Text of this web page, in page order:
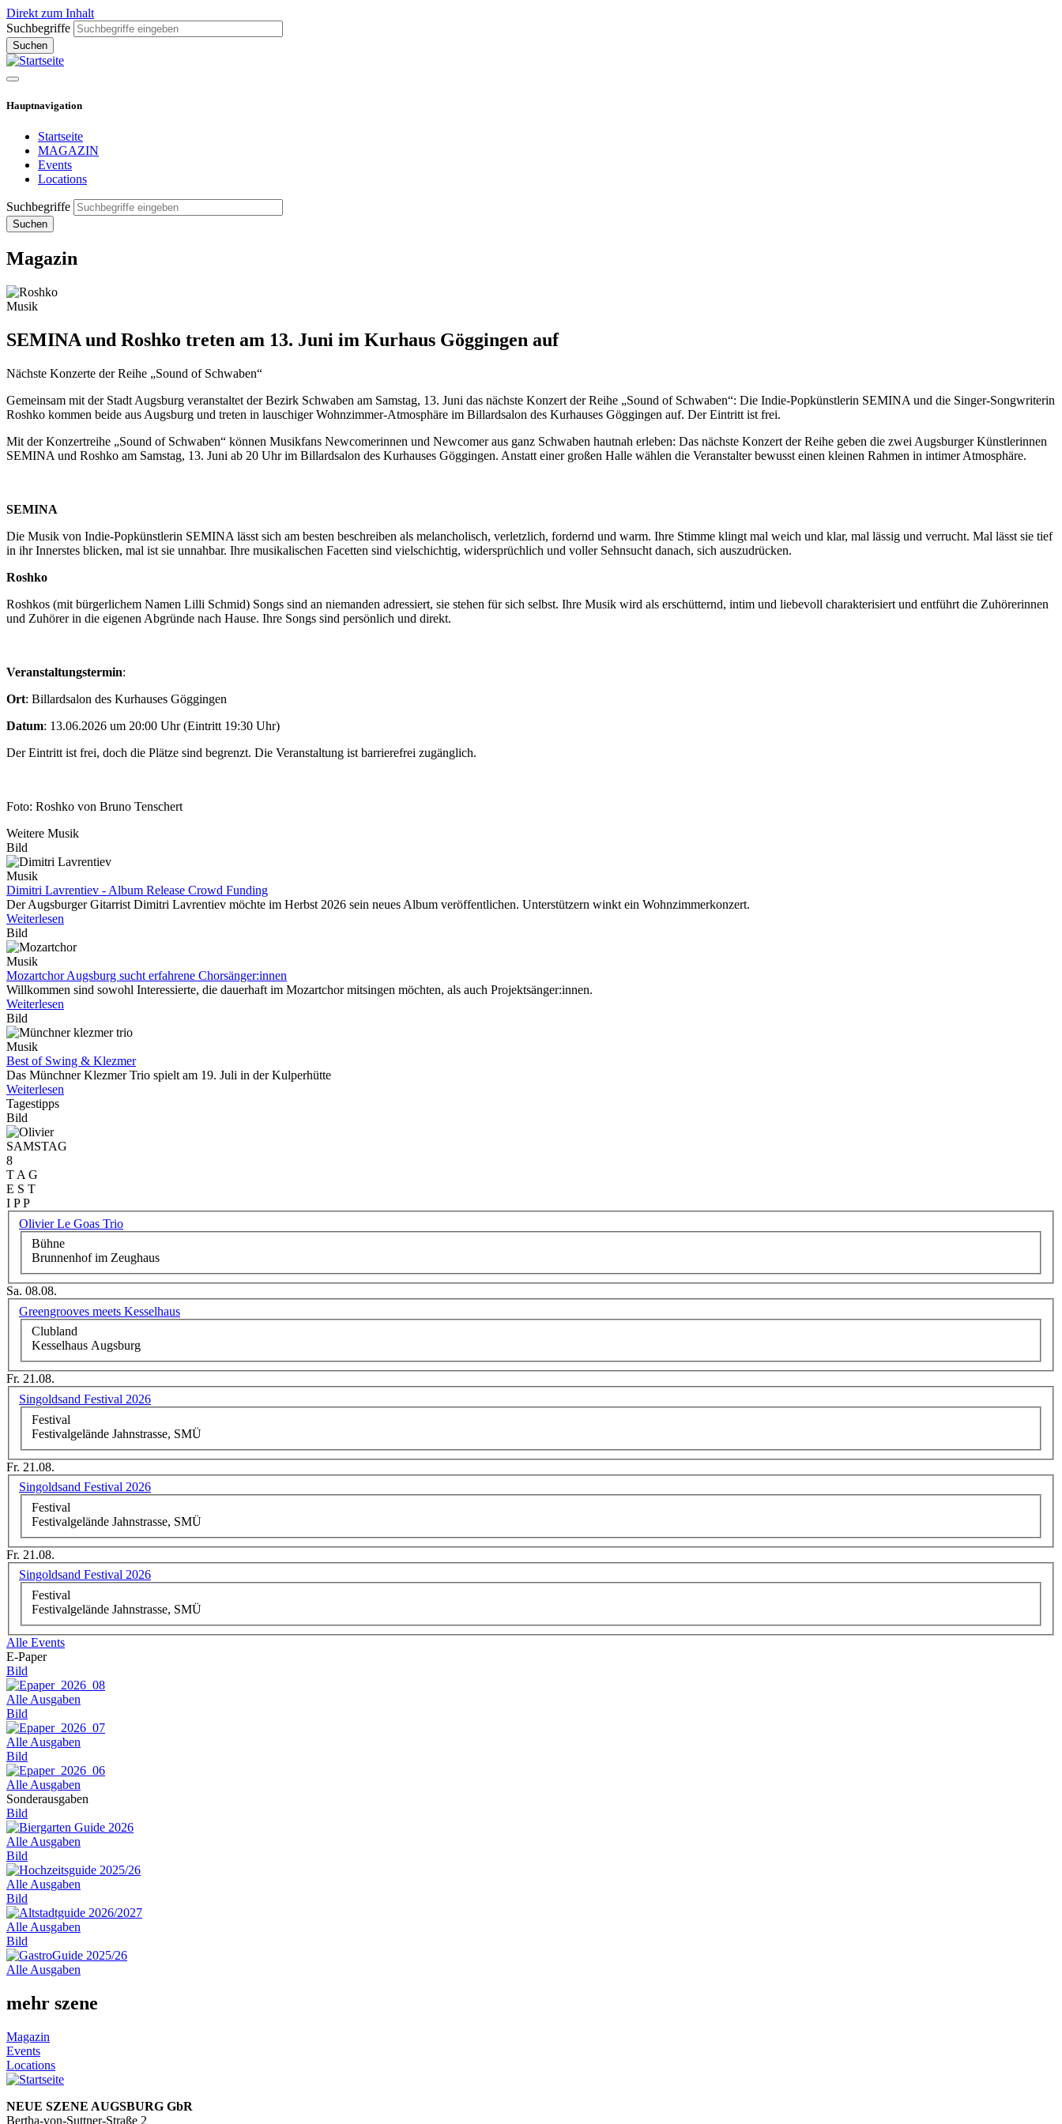
Direkt zum Inhalt
Suchbegriffe
Hauptnavigation
Startseite
MAGAZIN
Events
Locations
Suchbegriffe
Magazin
Musik
SEMINA und Roshko treten am 13. Juni im Kurhaus Göggingen auf
Nächste Konzerte der Reihe „Sound of Schwaben“
Gemeinsam mit der Stadt Augsburg veranstaltet der Bezirk Schwaben am Samstag, 13. Juni das nächste Konzert der Reihe „Sound of Schwaben“: Die Indie-Popkünstlerin SEMINA und die Singer-Songwriterin
Roshko kommen beide aus Augsburg und treten in lauschiger Wohnzimmer-Atmosphäre im Billardsalon des Kurhauses Göggingen auf. Der Eintritt ist frei.
Mit der Konzertreihe „Sound of Schwaben“ können Musikfans Newcomerinnen und Newcomer aus ganz Schwaben hautnah erleben: Das nächste Konzert der Reihe geben die zwei Augsburger Künstlerinnen
SEMINA und Roshko am Samstag, 13. Juni ab 20 Uhr im Billardsalon des Kurhauses Göggingen. Anstatt einer großen Halle wählen die Veranstalter bewusst einen kleinen Rahmen in intimer Atmosphäre.
SEMINA
Die Musik von Indie-Popkünstlerin SEMINA lässt sich am besten beschreiben als melancholisch, verletzlich, fordernd und warm. Ihre Stimme klingt mal weich und klar, mal lässig und verrucht. Mal lässt sie tief
in ihr Innerstes blicken, mal ist sie unnahbar. Ihre musikalischen Facetten sind vielschichtig, widersprüchlich und voller Sehnsucht danach, sich auszudrücken.
Roshko
Roshkos (mit bürgerlichem Namen Lilli Schmid) Songs sind an niemanden adressiert, sie stehen für sich selbst. Ihre Musik wird als erschütternd, intim und liebevoll charakterisiert und entführt die Zuhörerinnen
und Zuhörer in die eigenen Abgründe nach Hause. Ihre Songs sind persönlich und direkt.
Veranstaltungstermin:
Ort: Billardsalon des Kurhauses Göggingen
Datum: 13.06.2026 um 20:00 Uhr (Eintritt 19:30 Uhr)
Der Eintritt ist frei, doch die Plätze sind begrenzt. Die Veranstaltung ist barrierefrei zugänglich.
Foto: Roshko von Bruno Tenschert
Weitere Musik
Bild
Musik
Dimitri Lavrentiev - Album Release Crowd Funding
Der Augsburger Gitarrist Dimitri Lavrentiev möchte im Herbst 2026 sein neues Album veröffentlichen. Unterstützern winkt ein Wohnzimmerkonzert.
Weiterlesen
Bild
Musik
Mozartchor Augsburg sucht erfahrene Chorsänger:innen
Willkommen sind sowohl Interessierte, die dauerhaft im Mozartchor mitsingen möchten, als auch Projektsänger:innen.
Weiterlesen
Bild
Musik
Best of Swing & Klezmer
Das Münchner Klezmer Trio spielt am 19. Juli in der Kulperhütte
Weiterlesen
Tagestipps
Bild
SAMSTAG
8
T A G
E S T
I P P
Olivier Le Goas Trio
Bühne
Brunnenhof im Zeughaus
Sa. 08.08.
Greengrooves meets Kesselhaus
Clubland
Kesselhaus Augsburg
Fr. 21.08.
Singoldsand Festival 2026
Festival
Festivalgelände Jahnstrasse, SMÜ
Fr. 21.08.
Singoldsand Festival 2026
Festival
Festivalgelände Jahnstrasse, SMÜ
Fr. 21.08.
Singoldsand Festival 2026
Festival
Festivalgelände Jahnstrasse, SMÜ
Alle Events
E-Paper
Bild
Alle Ausgaben
Bild
Alle Ausgaben
Bild
Alle Ausgaben
Sonderausgaben
Bild
Alle Ausgaben
Bild
Alle Ausgaben
Bild
Alle Ausgaben
Bild
Alle Ausgaben
mehr szene
Magazin
Events
Locations
NEUE SZENE AUGSBURG GbR
Bertha-von-Suttner-Straße 2